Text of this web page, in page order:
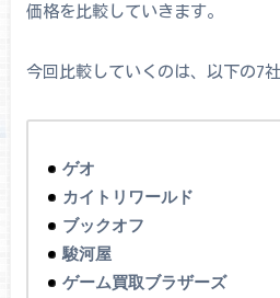
価格を比較していきます。
今回比較していくのは、以下の7社
ゲオ
カイトリワールド
ブックオフ
駿河屋
ゲーム買取ブラザーズ